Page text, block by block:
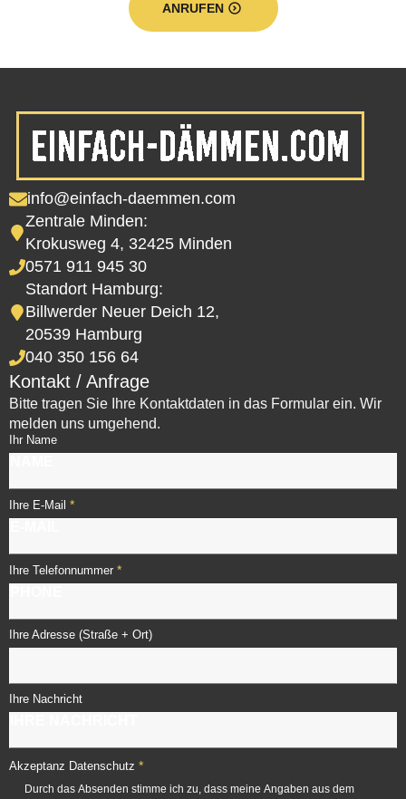
ANRUFEN
info@einfach-daemmen.com
Zentrale Minden:
Krokusweg 4, 32425 Minden
0571 911 945 30
Standort Hamburg:
Billwerder Neuer Deich 12,
20539 Hamburg
040 350 156 64
Kontakt / Anfrage
Bitte tragen Sie Ihre Kontaktdaten in das Formular ein. Wir
melden uns umgehend.
Ihr Name
Ihre E-Mail *
Ihre Telefonnummer *
Ihre Adresse (Straße + Ort)
Ihre Nachricht
Akzeptanz Datenschutz *
Durch das Absenden stimme ich zu, dass meine Angaben aus dem